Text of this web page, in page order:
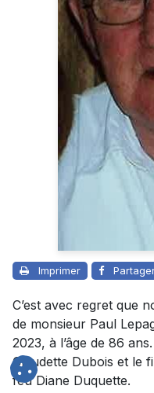
Imprimer
C’est avec regret que
de monsieur Paul
2023, à l’âge de 86
Claudette Dubois et le
feu Diane Duquette.